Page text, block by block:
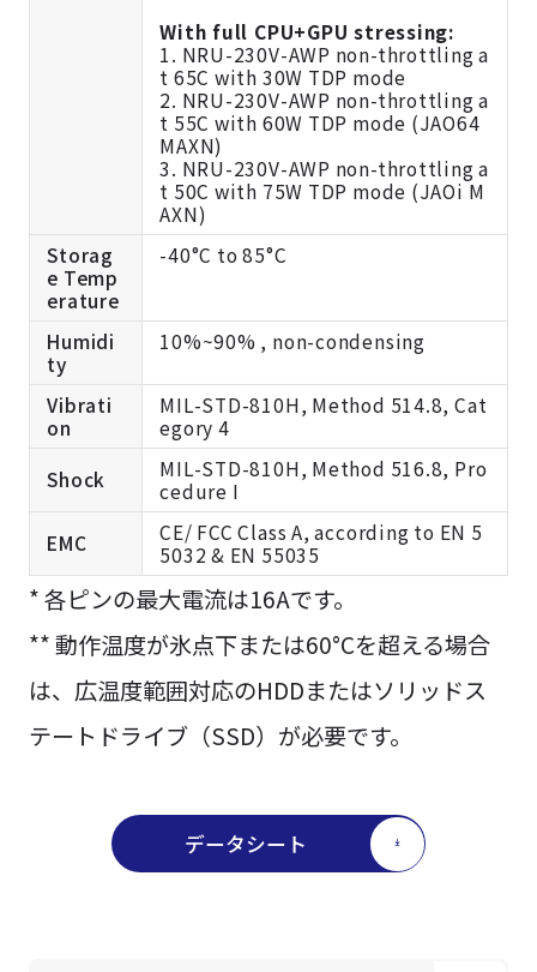
With full CPU+GPU stressing:
1. NRU-230V-AWP non-throttling a
t 65C with 30W TDP mode
2. NRU-230V-AWP non-throttling a
t 55C with 60W TDP mode (JAO64
MAXN)
3. NRU-230V-AWP non-throttling a
t 50C with 75W TDP mode (JAOi M
AXN)
Storag
e Temp
erature
-40°C to 85°C
Humidi
ty
10%~90% , non-condensing
Vibrati
on
MIL-STD-810H, Method 514.8, Cat
egory 4
Shock
MIL-STD-810H, Method 516.8, Pro
cedure I
EMC
CE/ FCC Class A, according to EN 5
5032 & EN 55035
* 各ピンの最大電流は16Aです。
** 動作温度が氷点下または60°Cを超える場合
は、広温度範囲対応のHDDまたはソリッドス
テートドライブ（SSD）が必要です。
データシート